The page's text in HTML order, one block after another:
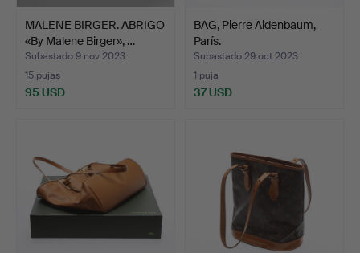
MALENE BIRGER. ABRIGO
«By Malene Birger», …
Subastado 9 nov 2023
15 pujas
95 USD
BAG, Pierre Aidenbaum,
París.
Subastado 29 oct 2023
1 puja
37 USD